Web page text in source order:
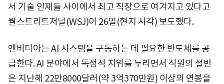
서 기술 인재들 사이에서 최고 직장으로 여겨지고 있다고
월스트리트저널(WSJ)이 26일(현지 시각) 보도했다.
엔비디아는 AI 시스템을 구동하는 데 필요한 반도체를 공
급한다. AI 분야에서 독점적 지위를 누리면서 직원의 절반
은 지난해 22만8000달러(약 3억370만원) 이상의 연봉을